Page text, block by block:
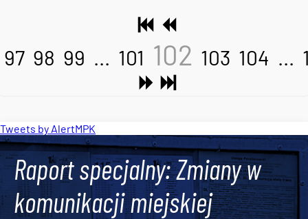
97 98 99 ... 101 102 103 104 ...
Tweets by AlertMPK
Raport specjalny: Zmiany w
komunikacji miejskiej